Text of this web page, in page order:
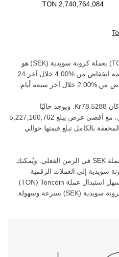
) بعملة ‏ كرونة سويدية (‏
SEK) هو
انخفاض من ‏
خلال آخر 24
من ‏ خلال آخر سبعة أيام.
كان ‏
. ويوجد حاليًا
مع أقصى عرض يبلغ
بالكامل تبلغ قيمتها حوالي
SEK في الزمن الفعلي. ويُمكنك
سويدية إلى العملات الرقمية
استبدال عملة Toncoin
(‏
TON
)
سويدية (‏
SEK) بسرعة وسهولة.